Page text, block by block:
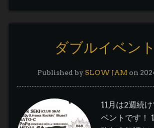
ダブルイベント
Published by SLOW JAM on
11月は2週続
ベントです！